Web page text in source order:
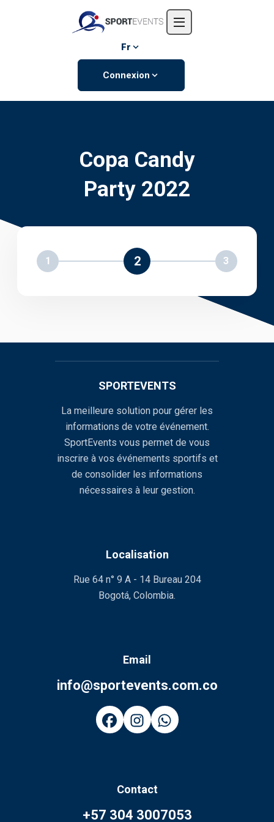
L'entreprise
Événements
Fr
Connexion
Copa Candy
Party 2022
1 2 3
SPORTEVENTS
La meilleure solution pour gérer les
informations de votre événement.
SportEvents vous permet de vous
inscrire à vos événements sportifs et
de consolider les informations
nécessaires à leur gestion.
Localisation
Rue 64 n° 9 A - 14 Bureau 204
Bogotá, Colombia.
Email
info@sportevents.com.co
Contact
+57 304 3007053